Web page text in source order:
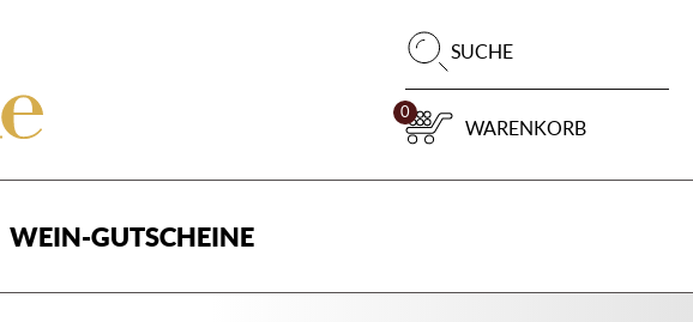
SUCHE
0
WARENKORB
WEIN-GUTSCHEINE